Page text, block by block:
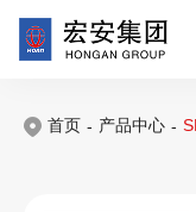
首页 - 产品中心 -